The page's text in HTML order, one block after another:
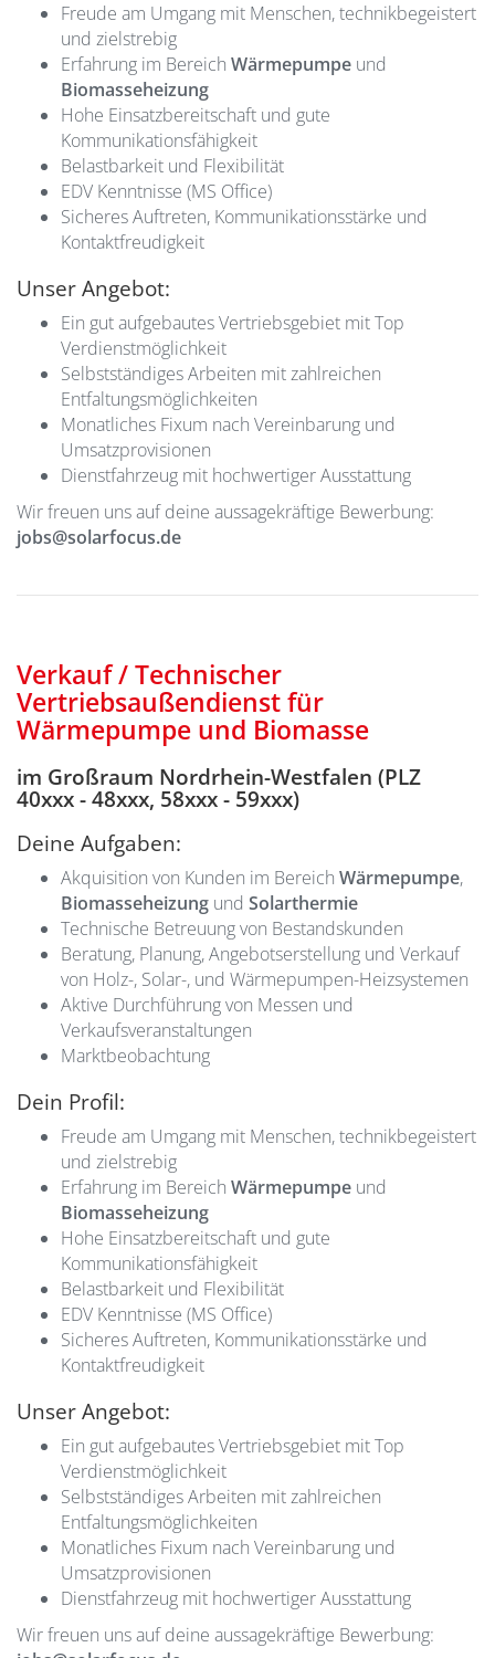
Freude am Umgang mit Menschen, technikbegeistert
und zielstrebig
Erfahrung im Bereich Wärmepumpe und
Biomasseheizung
Hohe Einsatzbereitschaft und gute
Kommunikationsfähigkeit
Belastbarkeit und Flexibilität
EDV Kenntnisse (MS Office)
Sicheres Auftreten, Kommunikationsstärke und
Kontaktfreudigkeit
Unser Angebot:
Ein gut aufgebautes Vertriebsgebiet mit Top
Verdienstmöglichkeit
Selbstständiges Arbeiten mit zahlreichen
Entfaltungsmöglichkeiten
Monatliches Fixum nach Vereinbarung und
Umsatzprovisionen
Dienstfahrzeug mit hochwertiger Ausstattung
Wir freuen uns auf deine aussagekräftige Bewerbung:
jobs@solarfocus.de
Verkauf / Technischer
Vertriebsaußendienstfür
Wärmepumpe und Biomasse
im Großraum Nordrhein-Westfalen (PLZ
40xxx - 48xxx, 58xxx - 59xxx)
Deine Aufgaben:
Akquisition von Kunden im Bereich Wärmepumpe,
Biomasseheizung und Solarthermie
Technische Betreuung von Bestandskunden
Beratung, Planung, Angebotserstellung und Verkauf
von Holz-, Solar-, und Wärmepumpen-Heizsystemen
Aktive Durchführung von Messen und
Verkaufsveranstaltungen
Marktbeobachtung
Dein Profil:
Freude am Umgang mit Menschen, technikbegeistert
und zielstrebig
Erfahrung im Bereich Wärmepumpe und
Biomasseheizung
Hohe Einsatzbereitschaft und gute
Kommunikationsfähigkeit
Belastbarkeit und Flexibilität
EDV Kenntnisse (MS Office)
Sicheres Auftreten, Kommunikationsstärke und
Kontaktfreudigkeit
Unser Angebot:
Ein gut aufgebautes Vertriebsgebiet mit Top
Verdienstmöglichkeit
Selbstständiges Arbeiten mit zahlreichen
Entfaltungsmöglichkeiten
Monatliches Fixum nach Vereinbarung und
Umsatzprovisionen
Dienstfahrzeug mit hochwertiger Ausstattung
Wir freuen uns auf deine aussagekräftige Bewerbung: